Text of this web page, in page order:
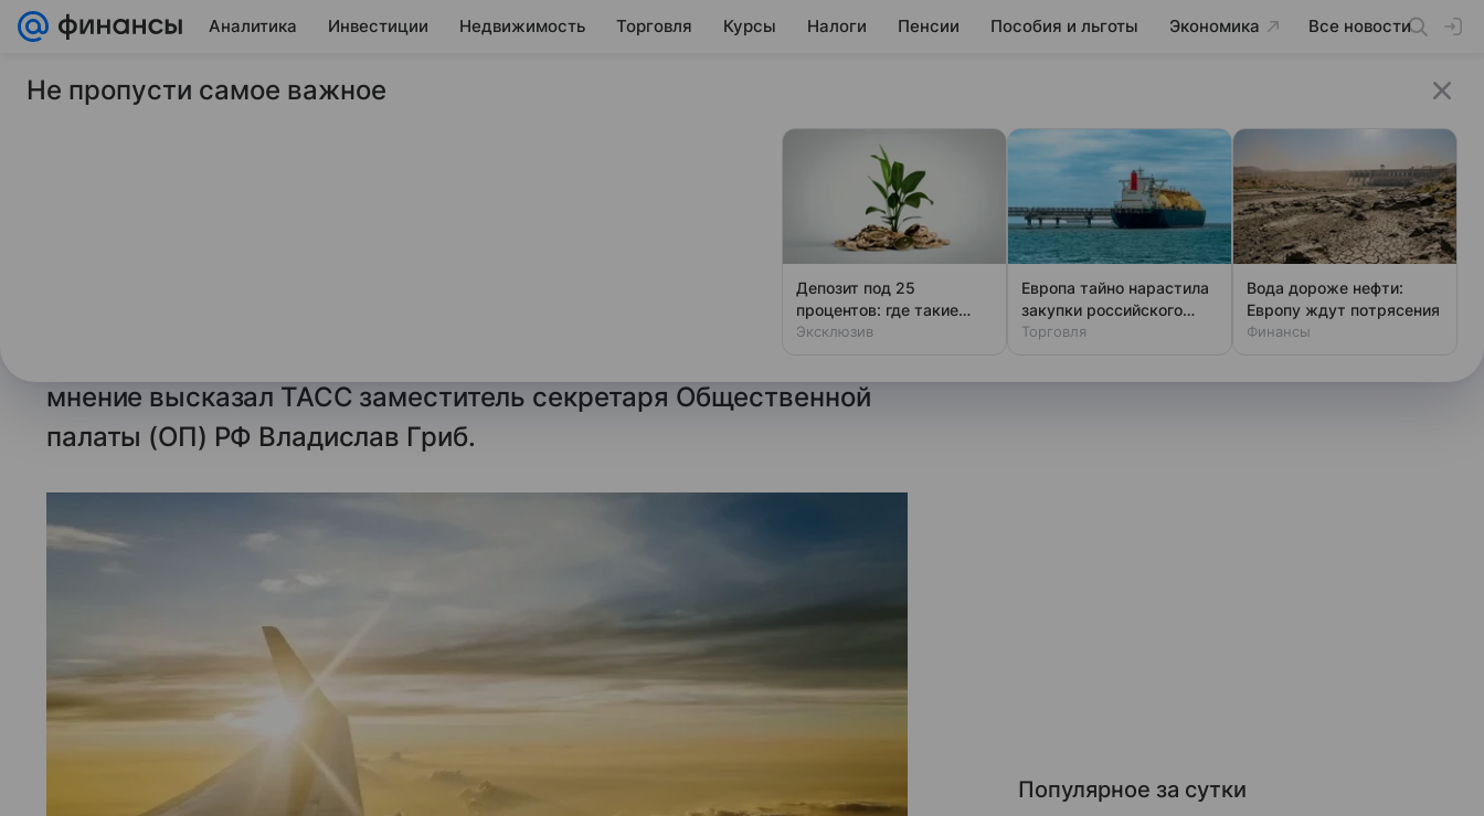
Аналитика Инвестиции Недвижимость Торговля Курсы Налоги Пенсии Пособия и льготы Экономика Все новости
15 декабря 2025 ТАСС
ОП выступила за законодательное
ограничение роста цен на авиабилеты
мнение высказал ТАСС заместитель секретаря Общественной
палаты (ОП) РФ Владислав Гриб.
Популярное за сутки
Не пропусти самое важное
Депозит под 25
процентов: где такие
ставки
Эксклюзив
Европа тайно нарастила
закупки российского
газа
Торговля
Вода дороже нефти:
Европу ждут потрясения
Финансы